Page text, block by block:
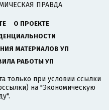
ПРАВДА
О ПРОЕКТЕ
МАТЕРИАЛОВ УП
РАБОТЫ УП
только при условии ссылки
на "Экономическую